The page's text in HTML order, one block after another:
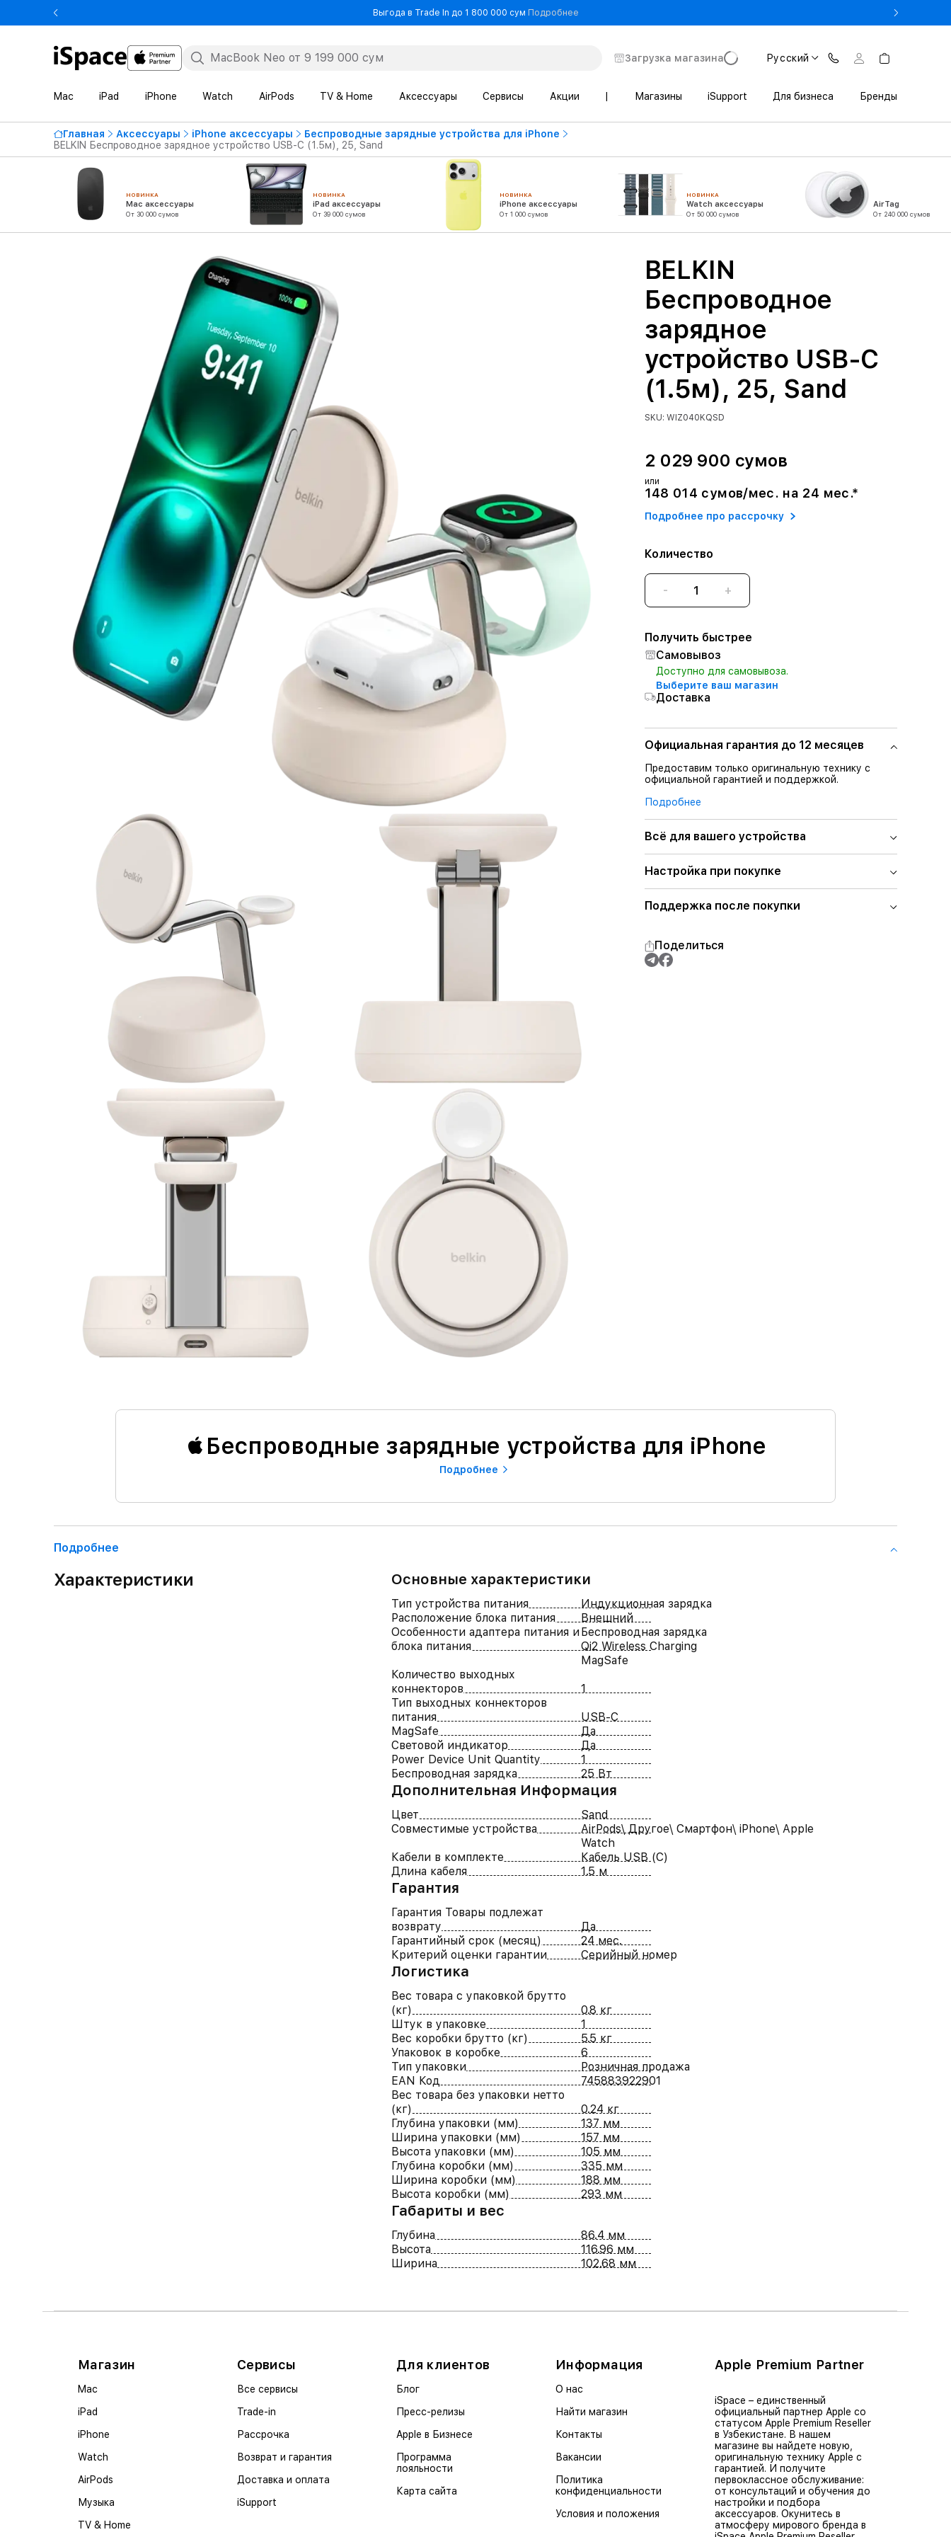
Выгода в Trade In до 1 800 000 сум Подробнее- Выгода в Trade In до 1 800 000 сум
Загрузка магазина Русский
Mac iPad iPhone Watch AirPods TV & Home Аксессуары Сервисы Акции Магазины iSupport Для бизнеса Бренды
Главная Аксессуары iPhone аксессуары
Беспроводные зарядные устройства для iPhone
BELKIN Беспроводное зарядное устройство USB-C (1.5м), 25, Sand
НОВИНКА
Mac аксессуары
От 30 000 сумов
НОВИНКА
iPad аксессуары
От 39 000 сумов
НОВИНКА
iPhone аксессуары
От 1 000 сумов
НОВИНКА
Watch аксессуары
От 50 000 сумов
AirTag
От 240 000 сумов
BELKIN
Беспроводное
зарядное
устройство USB-C
(1.5м), 25, Sand
SKU: WIZ040KQSD
2 029 900 сумов
или
148 014 сумов/мес. на 24 мес.*
Подробнее про рассрочку
Количество
- +
Получить быстрее
Самовывоз
Доступно для самовывоза.
Выберите ваш магазин
Доставка
Официальная гарантия до 12 месяцев
Предоставим только оригинальную технику с
официальной гарантией и поддержкой.
Подробнее
Всё для вашего устройства
Настройка при покупке
Поддержка после покупки
Поделиться
Беспроводные зарядные устройства для iPhone
Подробнее
Подробнее
Характеристики Основные характеристики
Тип устройства питания
Индукционная зарядка
Расположение блока питания
Внешний
Особенности адаптера питания и
блока питания
Беспроводная зарядка
Qi2 Wireless Charging
MagSafe
Количество выходных
коннекторов
1
Тип выходных коннекторов
питания
USB-C
MagSafe
Да
Световой индикатор
Да
Power Device Unit Quantity
1
Беспроводная зарядка
25 Вт
Дополнительная Информация
Цвет
Sand
Совместимые устройства
AirPods\ Другое\ Смартфон\ iPhone\ Apple
Watch
Кабели в комплекте
Кабель USB (C)
Длина кабеля
1.5 м
Гарантия
Гарантия Товары подлежат
возврату
Да
Гарантийный срок (месяц)
24 мес.
Критерий оценки гарантии
Серийный номер
Логистика
Вес товара с упаковкой брутто
(кг)
0.8 кг
Штук в упаковке
1
Вес коробки брутто (кг)
5.5 кг
Упаковок в коробке
6
Тип упаковки
Розничная продажа
EAN Код
745883922901
Вес товара без упаковки нетто
(кг)
0.24 кг
Глубина упаковки (мм)
137 мм
Ширина упаковки (мм)
157 мм
Высота упаковки (мм)
105 мм
Глубина коробки (мм)
335 мм
Ширина коробки (мм)
188 мм
Высота коробки (мм)
293 мм
Габариты и вес
Глубина
86.4 мм
Высота
116.96 мм
Ширина
102.68 мм
Магазин
Mac
iPad
iPhone
Watch
AirPods
Музыка
TV & Home
Сервисы
Все сервисы
Trade-in
Рассрочка
Возврат и гарантия
Доставка и оплата
iSupport
Для клиентов
Блог
Пресс-релизы
Apple в Бизнесе
Программа
лояльности
Карта сайта
Информация
О нас
Найти магазин
Контакты
Вакансии
Политика
конфиденциальности
Условия и положения
Apple Premium Partner
iSpace – единственный
официальный партнер Apple со
статусом Apple Premium Reseller
в Узбекистане. В нашем
магазине вы найдете новую,
оригинальную технику Apple с
гарантией. И получите
первоклассное обслуживание:
от консультаций и обучения до
настройки и подбора
аксессуаров. Окунитесь в
атмосферу мирового бренда в